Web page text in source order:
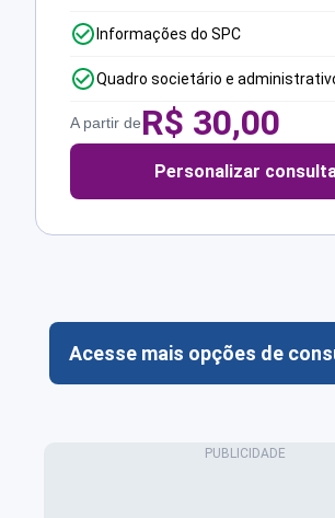
Informações do SPC
Quadro societário e
A partir deR$ 30,00
Personalizar
Acesse mais opções de